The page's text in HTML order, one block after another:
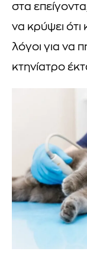
στα
να κρύψει ότι
λόγοι για να
κτηνίατρο